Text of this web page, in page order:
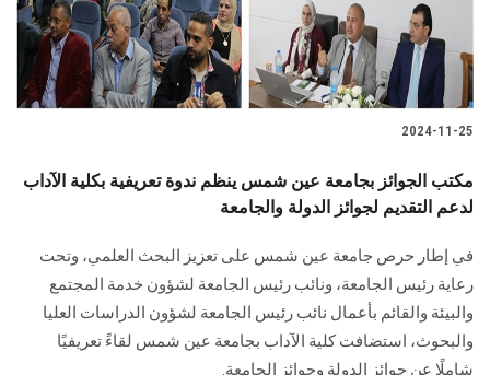
2024-11-25
مكتب الجوائز بجامعة عين شمس ينظم ندوة تعريفية بكلية الآداب
لدعم التقديم لجوائز الدولة والجامعة
في إطار حرص جامعة عين شمس على تعزيز البحث العلمي، وتحت
رعاية رئيس الجامعة، ونائب رئيس الجامعة لشؤون خدمة المجتمع
والبيئة والقائم بأعمال نائب رئيس الجامعة لشؤون الدراسات العليا
والبحوث، استضافت كلية الآداب بجامعة عين شمس لقاءً تعريفيًا
شاملًا عن جوائز الدولة وجوائز الجامعة.